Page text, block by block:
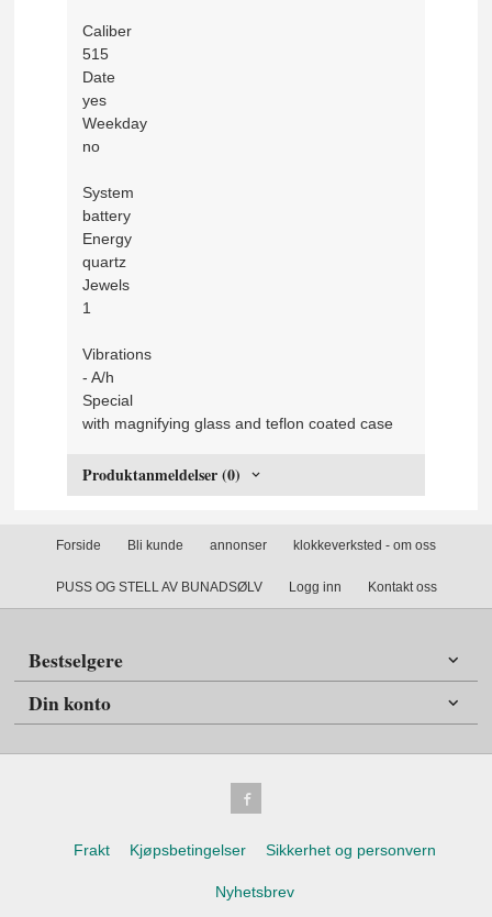
Caliber
515
Date
yes
Weekday
no
System
battery
Energy
quartz
Jewels
1
Vibrations
- A/h
Special
with magnifying glass and teflon coated case
Produktanmeldelser (0)
Forside Bli kunde annonser klokkeverksted - om oss
PUSS OG STELL AV BUNADSØLV Logg inn Kontakt oss
Bestselgere
Din konto
Frakt Kjøpsbetingelser Sikkerhet og personvern
Nyhetsbrev